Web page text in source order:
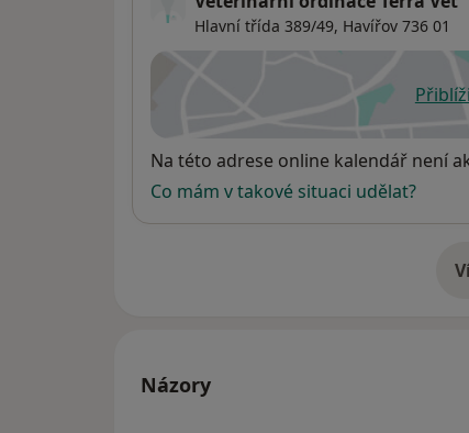
Hlavní třída 389/49, Havířov 736 01
Dostupnost
Na této adrese online kalendář není
Co mám v takové situaci udělat?
Názory